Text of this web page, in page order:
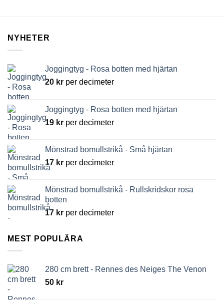
NYHETER
Joggingtyg - Rosa botten med hjärtan
20 kr per decimeter
Joggingtyg - Rosa botten med hjärtan
19 kr per decimeter
Mönstrad bomullstrikå - Små hjärtan
17 kr per decimeter
Mönstrad bomullstrikå - Rullskridskor rosa
botten
17 kr per decimeter
MEST POPULÄRA
280 cm brett - Rennes des Neiges The Venon
50 kr